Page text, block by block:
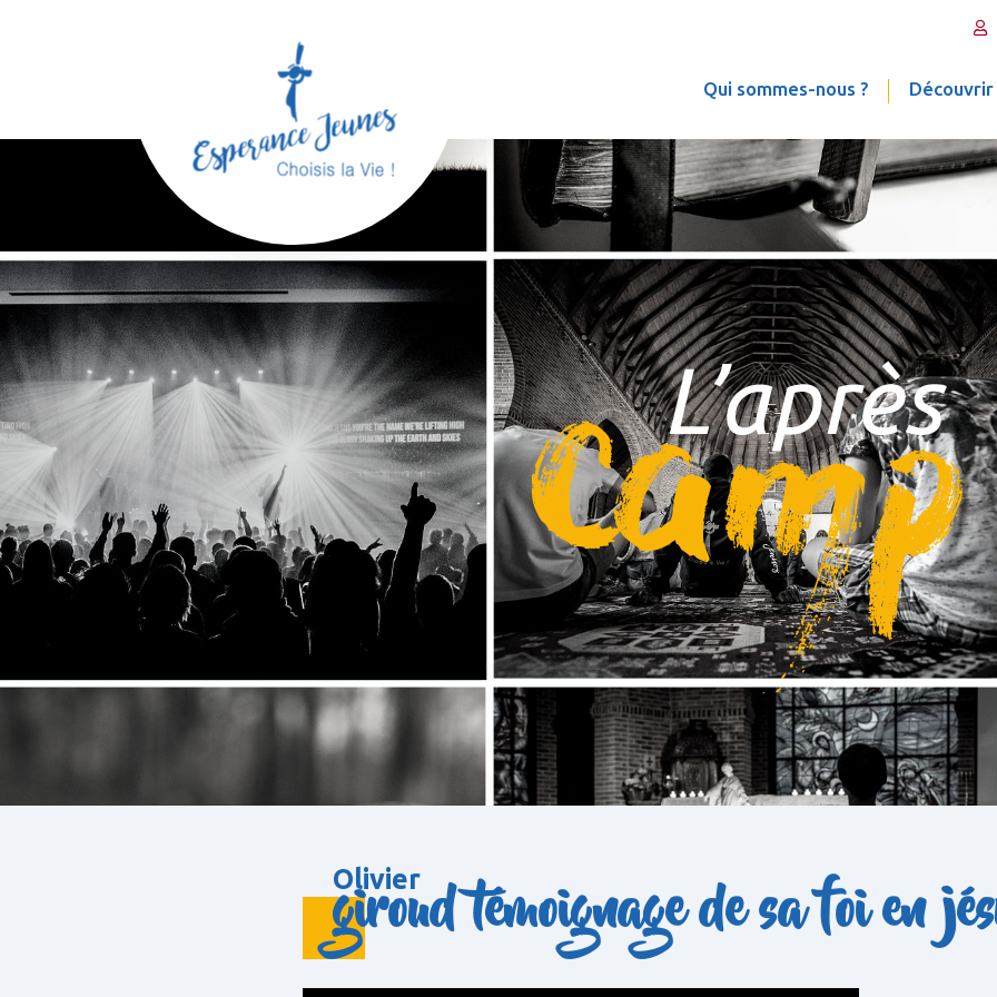
Qui sommes-nous ? Découvrir
Olivier
giroud témoignage de sa foi en